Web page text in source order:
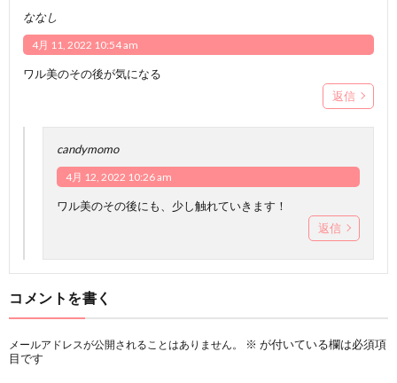
ななし
4月 11, 2022 10:54 am
ワル美のその後が気になる
返信
candymomo
4月 12, 2022 10:26 am
ワル美のその後にも、少し触れていきます！
返信
コメントを書く
メールアドレスが公開されることはありません。 ※ が付いている欄は必須項
目です